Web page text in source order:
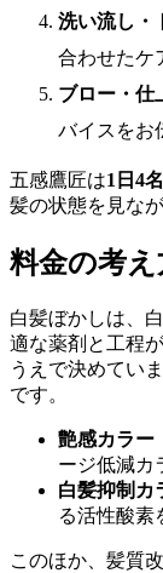
洗い流し・
合わせたケ
ブロー・仕
バイスをお
五感鷹匠は1日4
髪の状態を見な
料金の考え
白髪ぼかしは、
適な薬剤と工程
うえで決めてい
です。
艶感カラー
ージ低減カ
白髪抑制カ
る活性酸素
このほか、髪質